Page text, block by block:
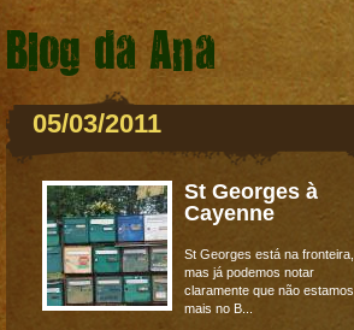
Blog da Ana
05/03/2011
St Georges à
Cayenne
St Georges está na fronteira,
mas já podemos notar
claramente que não estamos
mais no B...